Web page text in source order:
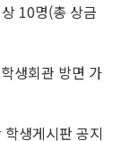
10명(총 상금
생회관 방면 가
생게시판 공지